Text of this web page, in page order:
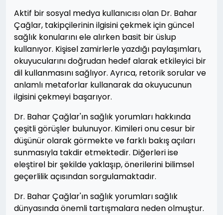
Aktif bir sosyal medya kullanıcısı olan Dr. Bahar
Çağlar, takipçilerinin ilgisini çekmek için güncel
sağlık konularını ele alırken basit bir üslup
kullanıyor. Kişisel zamirlerle yazdığı paylaşımları,
okuyucularını doğrudan hedef alarak etkileyici bir
dil kullanmasını sağlıyor. Ayrıca, retorik sorular ve
anlamlı metaforlar kullanarak da okuyucunun
ilgisini çekmeyi başarıyor.
Dr. Bahar Çağlar'ın sağlık yorumları hakkında
çeşitli görüşler bulunuyor. Kimileri onu cesur bir
düşünür olarak görmekte ve farklı bakış açıları
sunmasıyla takdir etmektedir. Diğerleri ise
eleştirel bir şekilde yaklaşıp, önerilerini bilimsel
geçerlilik açısından sorgulamaktadır.
Dr. Bahar Çağlar'ın sağlık yorumları sağlık
dünyasında önemli tartışmalara neden olmuştur.